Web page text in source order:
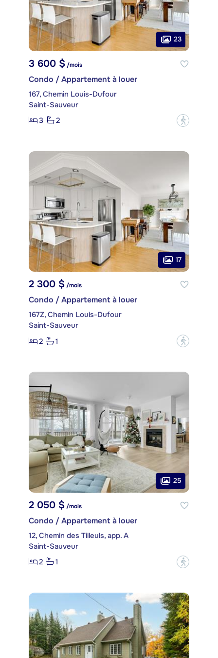
23
3 600 $ /mois
Condo / Appartement à louer
167, Chemin Louis-Dufour
Saint-Sauveur
3
2 ?
17
2 300 $/mois
Condo / Appartement à louer
167Z, Chemin Louis-Dufour
Saint-Sauveur
2
1 ?
25
2 050 $ /mois
Condo / Appartement à louer
12, Chemin des Tilleuls, app. A
Saint-Sauveur
2
1 ?